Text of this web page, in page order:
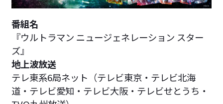
番組名
『ウルトラマン ニュージェネレーション スター
ズ』
地上波放送
テレ東系6局ネット（テレビ東京・テレビ北海
道・テレビ愛知・テレビ大阪・テレビせとうち・